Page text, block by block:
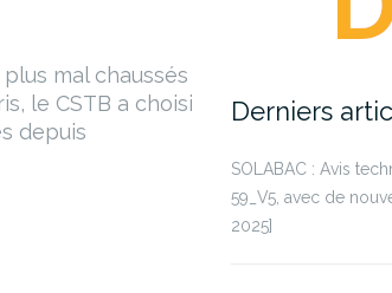
mal chaussés
le CSTB a choisi
depuis
Derniers
SOLABAC : Avis
59_V5, avec de
2025]